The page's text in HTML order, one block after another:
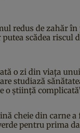
redus de zahăr
putea scădea riscul
o zi din viața
studiază
o știință
cheie din carne a
pentru prima